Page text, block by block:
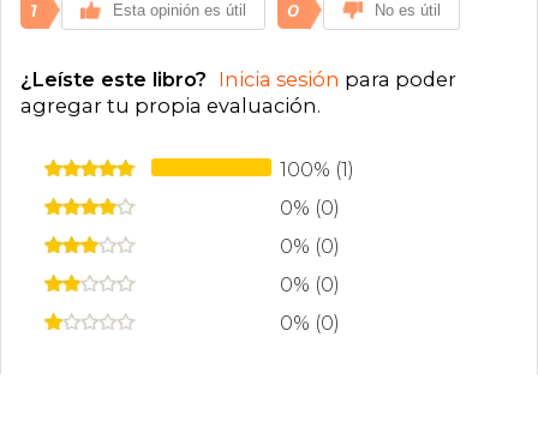
1 Esta opinión es útil 0 No es útil
¿Leíste este libro? Inicia sesión para poder
agregar tu propia evaluación.
100% (1)
0% (0)
0% (0)
0% (0)
0% (0)